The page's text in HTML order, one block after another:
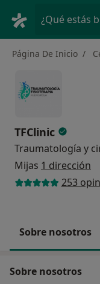
¿Qué estás
Página De Inicio
TFClinic
Traumatología y
Mijas 1 dirección
253
Sobre nosotros
Sobre nosotros